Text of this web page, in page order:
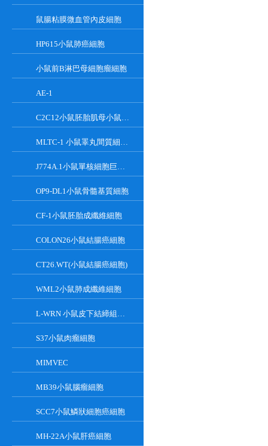
鼠腸粘膜微血管內皮細胞
HP615小鼠肺癌細胞
小鼠前B淋巴母細胞瘤細胞
AE-1
C2C12小鼠胚胎肌母小鼠胚胎肌母細胞
MLTC-1 小鼠睪丸間質細胞瘤細胞系
J774A.1小鼠單核細胞巨噬細胞
OP9-DL1小鼠骨髓基質細胞
CF-1小鼠胚胎成纖維細胞
COLON26小鼠結腸癌細胞
CT26.WT(小鼠結腸癌細胞)
WML2小鼠肺成纖維細胞
L-WRN 小鼠皮下結締組織細胞系
S37小鼠肉瘤細胞
MIMVEC
MB39小鼠腦瘤細胞
SCC7小鼠鱗狀細胞癌細胞
MH-22A小鼠肝癌細胞